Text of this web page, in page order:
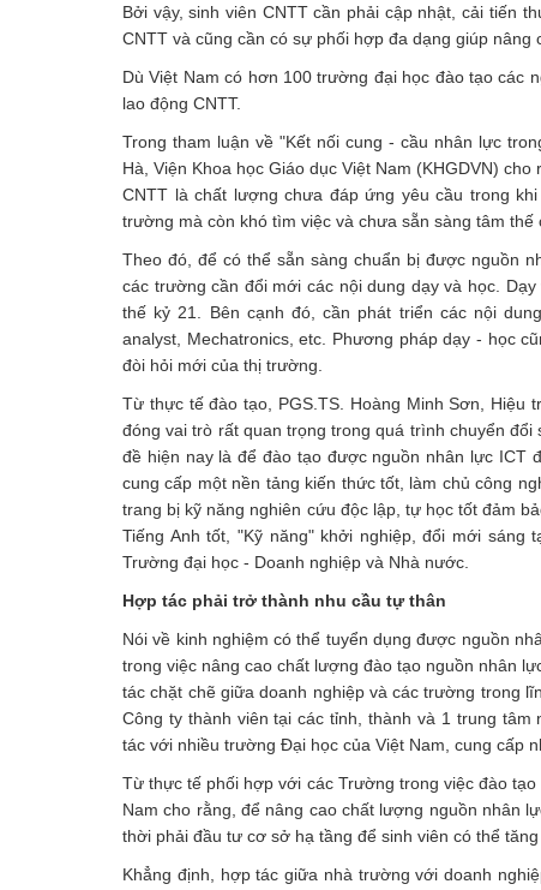
Bởi vậy, sinh viên CNTT cần phải cập nhật, cải tiến
CNTT và cũng cần có sự phối hợp đa dạng giúp
Dù Việt Nam có hơn 100 trường đại học đào tạo các
lao động CNTT.
Trong tham luận về "Kết nối cung - cầu nhân lực
Hà, Viện Khoa học Giáo dục Việt Nam (KHGDVN)
CNTT là chất lượng chưa đáp ứng yêu cầu trong
trường mà còn khó tìm việc và chưa sẵn sàng tâm thế
Theo đó, để có thể sẵn sàng chuẩn bị được nguồn
các trường cần đổi mới các nội dung dạy và học.
thế kỷ 21. Bên cạnh đó, cần phát triển các nội
analyst, Mechatronics, etc. Phương pháp dạy - học
đòi hỏi mới của thị trường.
Từ thực tế đào tạo, PGS.TS. Hoàng Minh Sơn,
đóng vai trò rất quan trọng trong quá trình chuyển
đề hiện nay là để đào tạo được nguồn nhân lực ICT
cung cấp một nền tảng kiến thức tốt, làm chủ công
trang bị kỹ năng nghiên cứu độc lập, tự học tốt đảm
Tiếng Anh tốt, "Kỹ năng" khởi nghiệp, đổi mới
Trường đại học - Doanh nghiệp và Nhà nước.
Hợp tác phải trở thành nhu cầu tự thân
Nói về kinh nghiệm có thể tuyển dụng được nguồn
trong việc nâng cao chất lượng đào tạo nguồn nhân
tác chặt chẽ giữa doanh nghiệp và các trường trong
Công ty thành viên tại các tỉnh, thành và 1 trung
tác với nhiều trường Đại học của Việt Nam, cung cấp
Từ thực tế phối hợp với các Trường trong việc đào
Nam cho rằng, để nâng cao chất lượng nguồn nhân
thời phải đầu tư cơ sở hạ tầng để sinh viên có thể
Khẳng định, hợp tác giữa nhà trường với doanh